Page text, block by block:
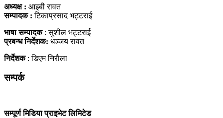
अध्यक्ष : आइबी रावत
सम्पादक :टिकाप्रसाद भट्टराई
भाषा सम्पादक: सुशील भट्टराई
प्रबन्ध निर्देशक: धञ्जय रावत
निर्देशक: डिएम निराैला
सम्पर्क
सम्पूर्ण मिडिया प्राइभेट लिमिटेड